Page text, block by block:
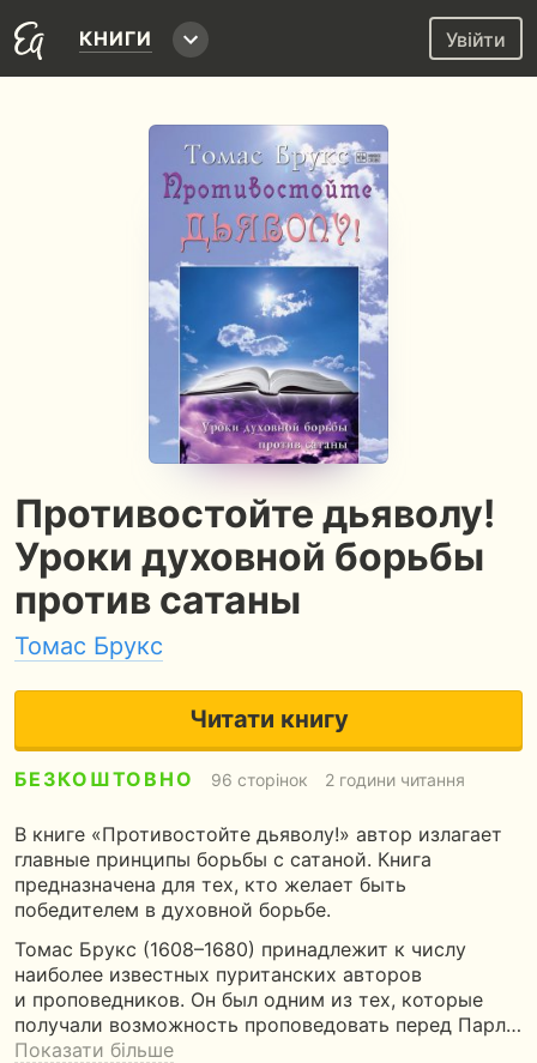
КНИГИ Увійти
Противостойте дьяволу!
Уроки духовной борьбы
против сатаны
Томас Брукс
Читати книгу
БЕЗКОШТОВНО 96 сторінок 2 години читання
В книге «Противостойте дьяволу!» автор излагает
главные принципы борьбы с сатаной. Книга
предназначена для тех, кто желает быть
победителем в духовной борьбе.
Томас Брукс (1608–1680) принадлежит к числу
наиболее известных пуританских авторов
и проповедников. Он был одним из тех, которые
получали возможность проповедовать перед Парл…
Показати більше